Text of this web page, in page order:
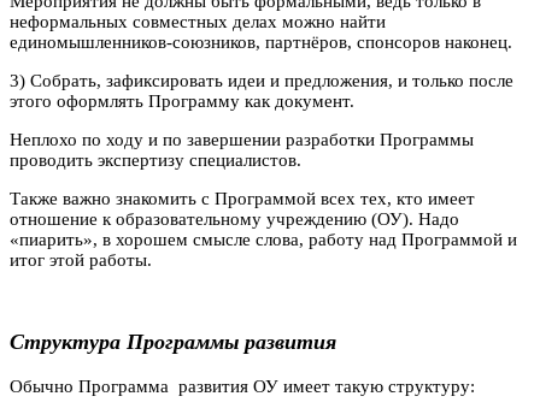
неформальных совместных делах можно найти
единомышленников-союзников, партнёров, спонсоров наконец.
3) Собрать, зафиксировать идеи и предложения, и только после
этого оформлять Программу как документ.
Неплохо по ходу и по завершении разработки Программы
проводить экспертизу специалистов.
Также важно знакомить с Программой всех тех, кто имеет
отношение к образовательному учреждению (ОУ). Надо
«пиарить», в хорошем смысле слова, работу над Программой и
итог этой работы.
Структура Программы развития
Обычно Программа развития ОУ имеет такую структуру: